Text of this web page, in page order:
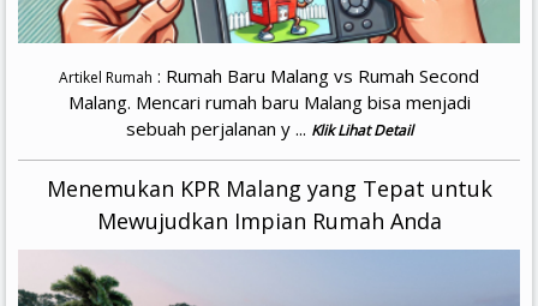
Artikel Rumah : Rumah Baru Malang vs Rumah Second
Malang. Mencari rumah baru Malang bisa menjadi
sebuah perjalanan y ... Klik Lihat Detail
Menemukan KPR Malang yang Tepat untuk
Mewujudkan Impian Rumah Anda